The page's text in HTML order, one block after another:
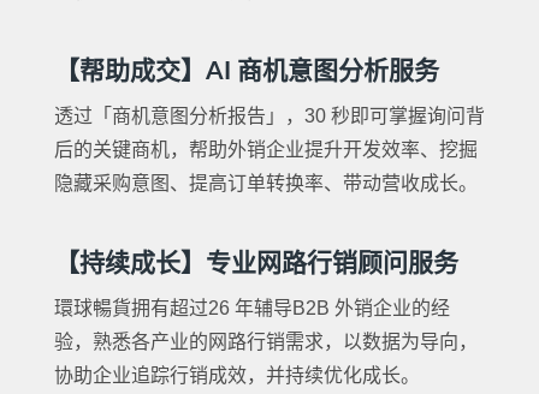
【帮助成交】AI 商机意图分析服务
透过「商机意图分析报告」，30 秒即可掌握询问背
后的关键商机，帮助外销企业提升开发效率、挖掘
隐藏采购意图、提高订单转换率、带动营收成长。
【持续成长】专业网路行销顾问服务
環球暢貨拥有超过26 年辅导B2B 外销企业的经
验，熟悉各产业的网路行销需求，以数据为导向，
协助企业追踪行销成效，并持续优化成长。